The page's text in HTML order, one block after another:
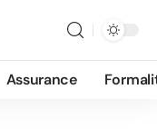
Assurance